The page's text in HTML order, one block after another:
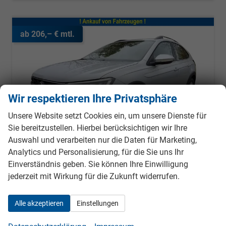
ab 206,– € mtl.
LIFE APP-CONNECT+PDC+LED+KLIMA+ALU
unverbindliche Lieferzeit: ca. 5-6 Monate
Fahrzeugnr. 979494 Getriebe Schalt. 6-Gang
Wir respektieren Ihre Privatsphäre
Unsere Website setzt Cookies ein, um unsere Dienste für
Sie bereitzustellen. Hierbei berücksichtigen wir Ihre
Auswahl und verarbeiten nur die Daten für Marketing,
Analytics und Personalisierung, für die Sie uns Ihr
Einverständnis geben. Sie können Ihre Einwilligung
jederzeit mit Wirkung für die Zukunft widerrufen.
Alle akzeptieren Einstellungen